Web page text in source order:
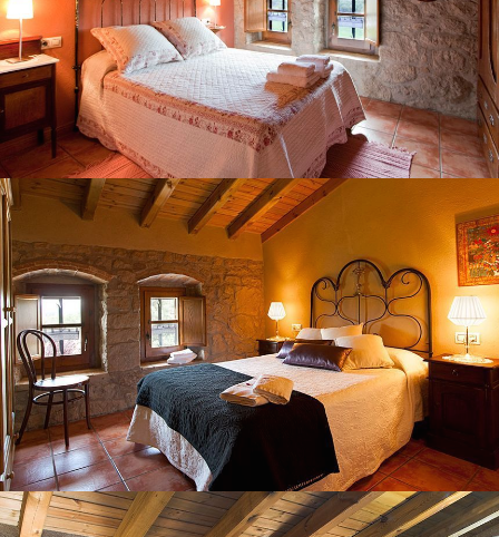
CHAMBRE 5
CHAMBRE 6